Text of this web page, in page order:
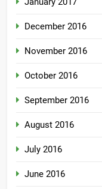
December 2016
November 2016
October 2016
September 2016
August 2016
July 2016
June 2016